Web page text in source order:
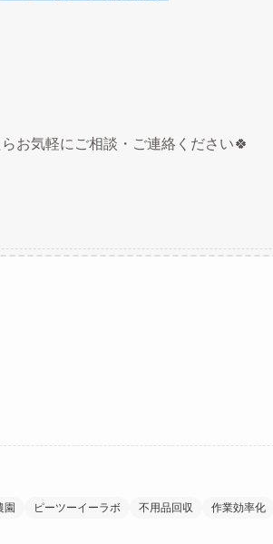
お気軽にご相談・ご連絡ください🍀
園 ピーツーイーラボ 不用品回収 作業効率化